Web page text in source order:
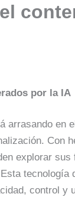
por la IA
arrasando en
Con
explorar
control y